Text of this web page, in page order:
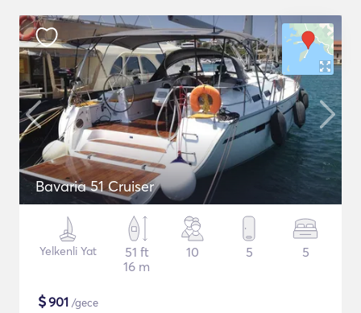
Bavaria 51 Cruiser
Yelkenli Yat
51 ft
16 m
10 5 5
$901 /gece